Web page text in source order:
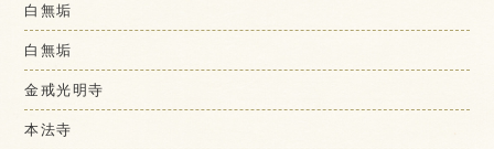
白無垢
白無垢
金戒光明寺
本法寺